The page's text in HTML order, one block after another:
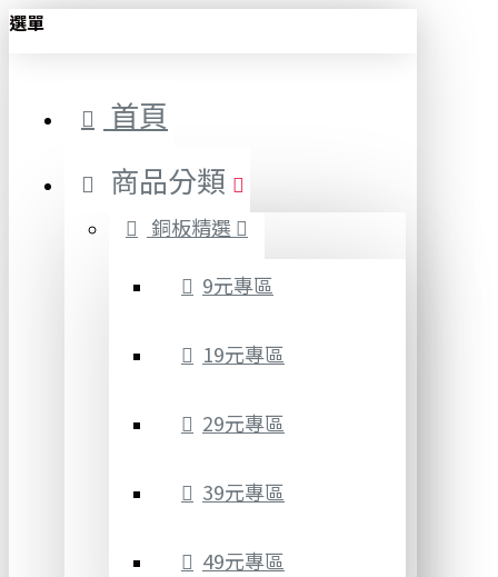
選單
首頁
商品分類
銅板精選
9元專區
19元專區
29元專區
39元專區
49元專區